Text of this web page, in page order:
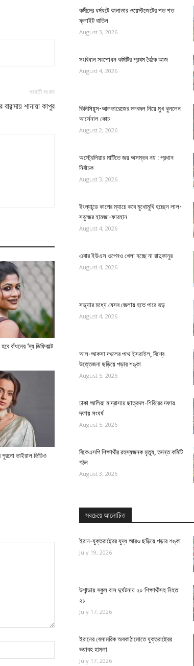
পরবর্তী সংবাদ
বারান্দায় শানায়া কাপুর
বাঁধনের ‘দ্য ডিফিকাল্ট
পুরনো ভাইরাল ভিডিও
কর্মীদের ধর্মঘটে কানাডার ওয়েস্টজেটের শত শত
ফ্লাইট বাতিল
August 3, 2026
সংবিধান সংশোধন কমিটির প্রথম বৈঠক আজ
August 4, 2026
ভিনিসিয়ুস-আলভারেজের দলবদল নিয়ে মুখ খুললেন
আর্সেনাল কোচ
August 2, 2026
অস্ট্রেলিয়ার মাটিতে জয় অসম্ভব নয় : প্রধান
নির্বাচক
August 3, 2026
ইংল্যান্ডে কাপের ম্যাচে কবে মুখোমুখি হচ্ছেন লাল-
সবুজের হামজা-ফারহান
August 4, 2026
এবার ইউএস ওপেনও খেলা হচ্ছে না রাদুকানুর
August 4, 2026
সন্ধ্যার মধ্যে যেসব জেলায় হতে পারে ঝড়
August 4, 2026
আল-আকসা দখলের পথে ইসরাইল, বিশ্বে
উত্তেজনা ছড়িয়ে পড়ার শঙ্কা
August 5, 2026
ঢাকা আলিয়া মাদ্রাসায় ছাত্রদল-শিবিরের দফায়
দফায় সংঘর্ষ
August 5, 2026
বিকেএসপি শিক্ষার্থীর রহস্যজনক মৃত্যু, তদন্ত কমিটি
গঠন
August 3, 2026
সবচেয়ে আলোচিত
ইরান-যুক্তরাষ্ট্রের যুদ্ধ আরও ছড়িয়ে পড়ার শঙ্কা
July 19, 2026
উগান্ডায় স্কুল বাস দুর্ঘটনায় ২০ শিক্ষার্থীসহ নিহত
২১
July 17, 2026
ইরানের বেসামরিক অবকাঠামোতে যুক্তরাষ্ট্রের
ভয়াবহ হামলা
July 17, 2026